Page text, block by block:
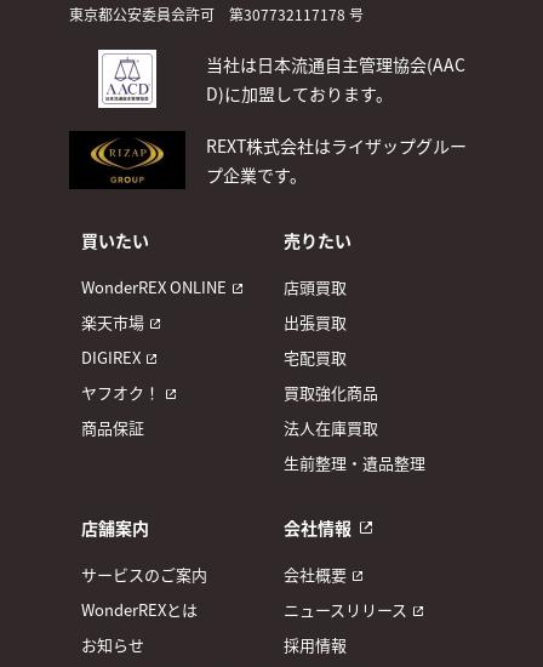
東京都公安委員会許可 第307732117178 号
当社は日本流通自主管理協会(AAC
D)に加盟しております。
REXT株式会社はライザップグルー
プ企業です。
買いたい
WonderREX ONLINE
楽天市場
DIGIREX
ヤフオク！
商品保証
売りたい
店頭買取
出張買取
宅配買取
買取強化商品
法人在庫買取
生前整理・遺品整理
店舗案内
サービスのご案内
WonderREXとは
お知らせ
会社情報
会社概要
ニュースリリース
採用情報